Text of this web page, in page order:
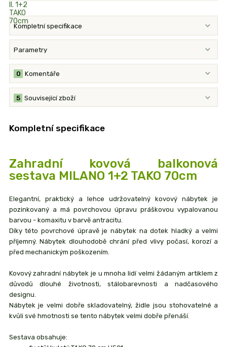
Kompletní specifikace
Parametry
Komentáře
0
Související zboží
5
Kompletní specifikace
Zahradní kovová balkonová
sestava MILANO 1+2 TAKO 70cm
Elegantní, praktický a lehce udržovatelný kovový nábytek je
pozinkovaný a má povrchovou úpravu práškovou vypalovanou
barvou - komaxitu v barvě antracitu.
Díky této povrchové úpravě je nábytek na dotek hladký a velmi
příjemný. Nábytek dlouhodobě chrání před vlivy počasí, korozí a
před mechanickým poškozením.
Kovový zahradní nábytek je u mnoha lidí velmi žádaným artiklem z
důvodů dlouhé životnosti, stálobarevnosti a nadčasového
designu.
Nábytek je velmi dobře skladovatelný, židle jsou stohovatelné a
kvůli své hmotnosti se tento nábytek velmi dobře přenáší.
Sestava obsahuje: